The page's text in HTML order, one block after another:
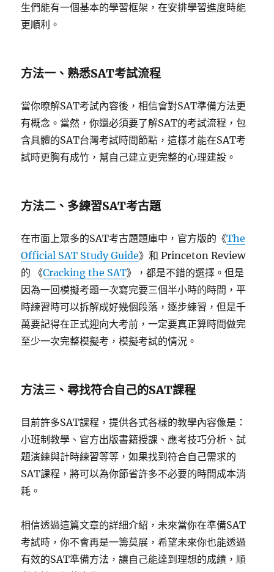
生們能有一個基本的學習框架，在安排學習進度時能
更順利。
方法一、熟悉SAT考試流程
當你暸解SAT考試內容後，相信會對SAT準備方法更
有概念。當然，你還必須要了解SAT的考試流程，包
含具體的SAT台灣考試時間節點，這樣才能在SAT考
試時更胸有成竹，幫自己建立更完整的心理建設。
方法二、多練習SAT考古題
在市面上眾多的SAT考古題題庫中，官方版的《The
Official SAT Study Guide》和 Princeton Review
的 《Cracking the SAT》，都是不錯的選擇。但是
因為一回模擬考題一次寫完要三個半小時的時間，平
時練習時可以拆解成好幾個段落，逐步練習，但是千
萬要記得在正式迎向大考前，一定要真正算時間做完
至少一次完整模擬考，模擬考試的情況。
方法三、尋找符合自己的SAT課程
目前許多SAT課程，提供各式各樣的教學內容像是：
小班制教學、官方出版書籍授課、應考技巧分析、試
題演練與計時練習等等，如果找到符合自己需求的
SAT課程，將可以為你節省許多不必要的時間成本消
耗。
相信透過這篇文章的詳細介紹，未來當你在準備SAT
考試時，你不會再是一籌莫展，希望未來你也能透過
有效的SAT準備方法，讓自己能達到理想的成績，順